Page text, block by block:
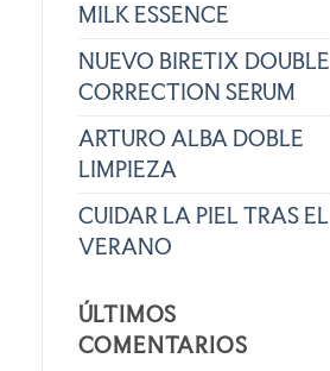
MILK ESSENCE
NUEVO BIRETIX DOUBLE
CORRECTION SERUM
ARTURO ALBA DOBLE
LIMPIEZA
CUIDAR LA PIEL TRAS EL
VERANO
ÚLTIMOS
COMENTARIOS